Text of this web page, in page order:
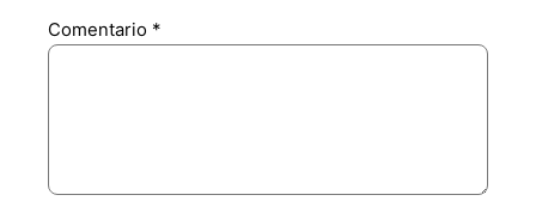
Comentario *